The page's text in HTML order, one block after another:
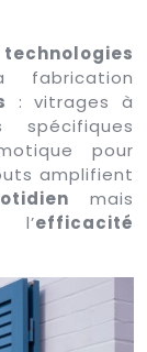
technologies
fabrication
: vitrages à
spécifiques
pour
amplifient
mais
l’efficacité